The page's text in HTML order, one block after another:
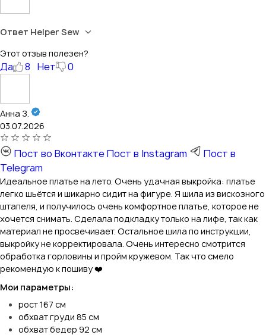
Ответ Helper Sew
Этот отзыв полезен?
Да 8 Нет 0
Анна З.
03.07.2026
Пост во ВконтактеПост в Instagram
Пост в
Telegram
Идеальное платье на лето. Очень удачная выкройка: платье
легко шьётся и шикарно сидит на фигуре. Я шила из вискозного
штапеля, и получилось очень комфортное платье, которое не
хочется снимать. Сделала подкладку только на лифе, так как
материал не просвечивает. Остальное шила по инструкции,
выкройку не корректировала. Очень интересно смотрится
обработка горловины и пройм кружевом. Так что смело
рекомендую к пошиву ❤️
Мои параметры:
рост 167 см
обхват груди 85 см
обхват бедер 92 см